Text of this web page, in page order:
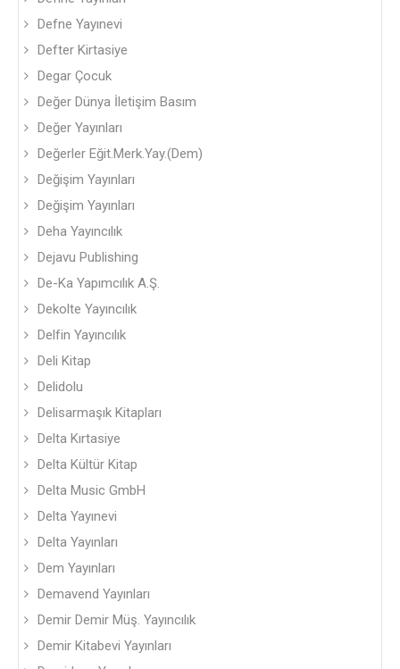
Defne Yayınevi
Defter Kirtasiye
Degar Çocuk
Değer Dünya İletişim Basım
Değer Yayınları
Değerler Eğit.Merk.Yay.(Dem)
Değişim Yayınları
Değişim Yayınları
Deha Yayıncılık
Dejavu Publishing
De-Ka Yapımcılık A.Ş.
Dekolte Yayıncılık
Delfin Yayıncılık
Deli Kitap
Delidolu
Delisarmaşık Kitapları
Delta Kırtasiye
Delta Kültür Kitap
Delta Music GmbH
Delta Yayınevi
Delta Yayınları
Dem Yayınları
Demavend Yayınları
Demir Demir Müş. Yayıncılık
Demir Kitabevi Yayınları